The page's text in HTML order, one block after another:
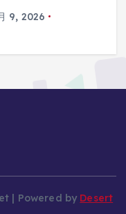
9, 2026
| Powered by Desert